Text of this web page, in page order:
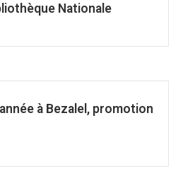
Nationale
à Bezalel, promotion